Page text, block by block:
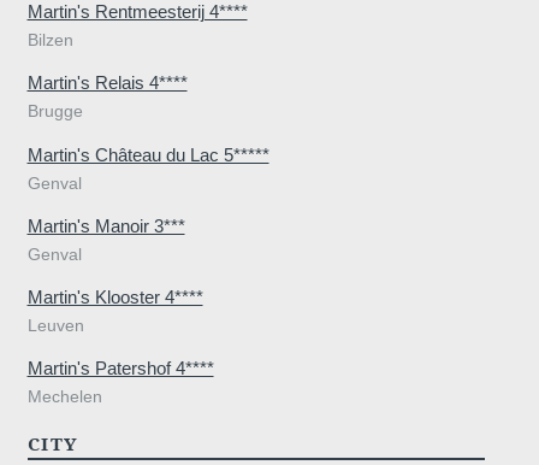
Martin's Rentmeesterij 4****
Bilzen
Martin's Relais 4****
Brugge
Martin's Château du Lac 5*****
Genval
Martin's Manoir 3***
Genval
Martin's Klooster 4****
Leuven
Martin's Patershof 4****
Mechelen
CITY